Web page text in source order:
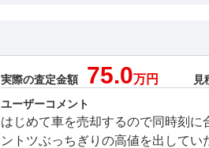
実際の査定金額 75.0万円 見
ユーザーコメント
はじめて車を売却するので同時刻
ントツぶっちぎりの高値を出して